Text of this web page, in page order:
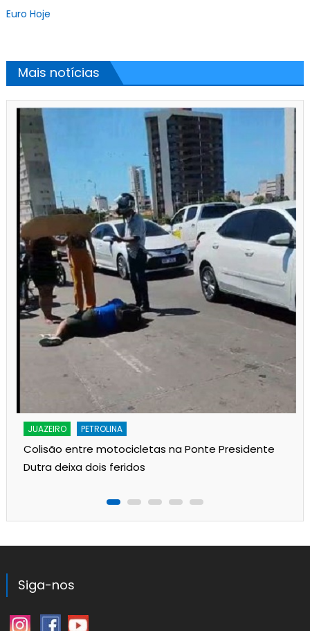
Euro Hoje
Mais notícias
JUAZEIRO PETROLINA
Colisão entre motocicletas na Ponte Presidente
Dutra deixa dois feridos
Siga-nos